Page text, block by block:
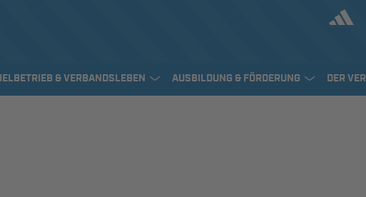
& VERBANDSLEBEN AUSBILDUNG & FÖRDERUNG DER